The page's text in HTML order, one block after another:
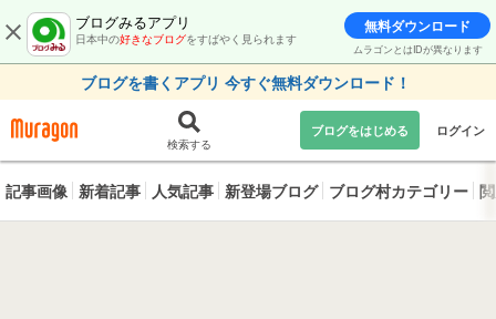
ブログみるアプリ
日本中の好きなブログをすばやく見られます
無料ダウンロード
ムラゴンとはIDが異なります
ブログを書くアプリ 今すぐ無料ダウンロード！
検索する
ブログをはじめる ログイン
記事画像 新着記事 人気記事 新登場ブログ ブログ村カテゴリー